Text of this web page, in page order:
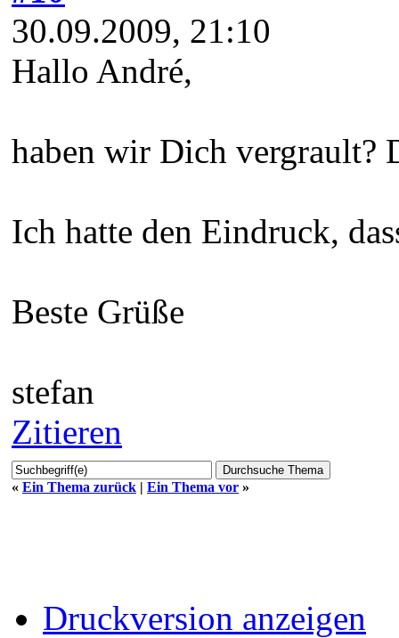
30.09.2009, 21:10
Hallo André,
haben wir Dich vergrault?
Ich hatte den Eindruck,
Beste Grüße
stefan
Zitieren
« Ein Thema zurück | Ein Thema vor »
Druckversion anzeigen